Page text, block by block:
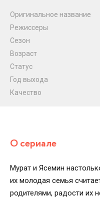
Оригинальное название
Режиссеры
Сезон
Возраст
Статус
Год выхода
Качество
О сериале
Мурат и Ясемин
их молодая семья
родителями, радости их